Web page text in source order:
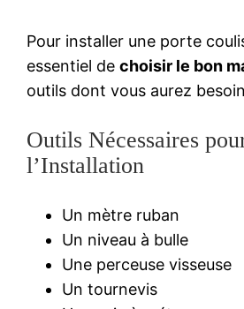
Pour installer une porte
essentiel de choisir le bon
outils dont vous aurez
Outils Nécessaires
l’Installation
Un mètre ruban
Un niveau à bulle
Une perceuse visseuse
Un tournevis